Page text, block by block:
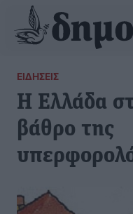
ΕΙΔΉΣΕΙΣ
Η Ελλάδα
βάθρο της